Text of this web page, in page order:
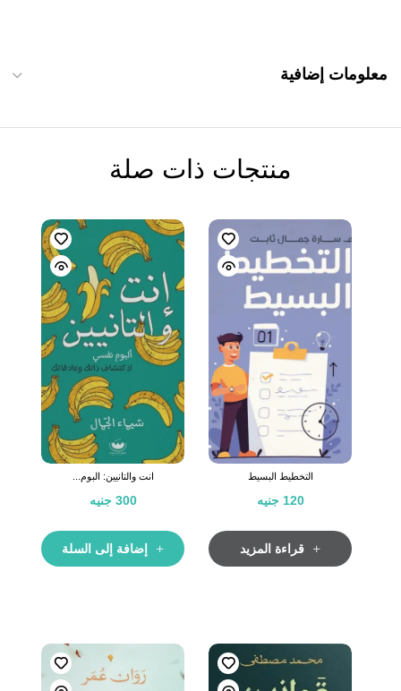
معلومات إضافية
منتجات ذات صلة
التخطيط البسيط
120 جنيه
قراءة المزيد
انت والتانيين: البوم...
300 جنيه
إضافة إلى السلة